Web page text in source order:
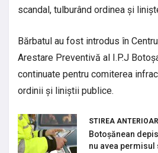
scandal, tulburând ordinea și
Bărbatul au fost introdus în
Arestare Preventivă al I.P.J
continuate pentru comiterea
ordinii și liniștii publice.
STIREA
Botoșănean
nu avea permisul